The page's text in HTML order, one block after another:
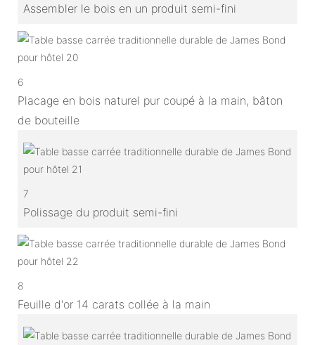
Assembler le bois en un produit semi-fini
6
Placage en bois naturel pur coupé à la main, bâton
de bouteille
7
Polissage du produit semi-fini
8
Feuille d'or 14 carats collée à la main